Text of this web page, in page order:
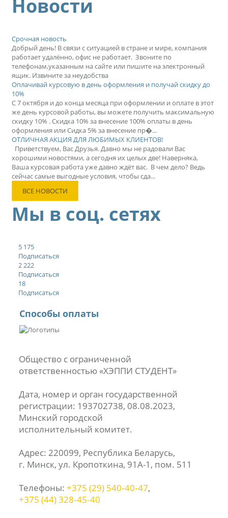
Новости
Срочная новость
Добрый день! В связи с ситуацией в стране и мире, компания
работает удалённо, офис не работает. Звоните по
телефонам,указанным на сайте или пишите на электронный
ящик. Извините за неудобства
Оплачивай курсовую в день оформления и получай скидку до
10%
С 7 октября и до конца месяца при оформлении и оплате в этот
же день курсовой работы, вы можете получить максимальную
скидку 10% . Скидка 10% за внесение 100% оплаты в день
оформления или Сидка 5% за внесение пр�...
ОТЛИЧНАЯ АКЦИЯ ДЛЯ ЛЮБИМЫХ КЛИЕНТОВ!
Приветствуем, Вас Друзья. Давно мы не радовали Вас
хорошими новостями, а сегодня их целых две! Наверняка,
Ваша курсовая работа уже давно ждёт вас. В чем дело? Ведь
сейчас самые выгодные условия, чтобы сда...
ВСЕ НОВОСТИ
Мы в соц. сетях
5 175
Подписаться
2 222
Подписаться
18
Подписаться
Способы оплаты
Общество с ограниченной
ответственностью «ХЭППИ СТУДЕНТ»
Дата, номер и орган государственной
регистрации: 193702738, 08.08.2023,
Минский городской
исполнительный комитет.
Адрес: 220099, Республика Беларусь,
г. Минск, ул. Кропоткина, 91А-1, пом. 511
Телефоны: +375 (29) 540‑40‑47,
+375 (44) 328‑45‑40